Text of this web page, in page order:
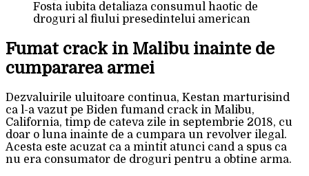
Fosta iubita detaliaza consumul haotic de
droguri al fiului presedintelui american
Fumat crack in Malibu inainte de
cumpararea armei
Dezvaluirile uluitoare continua, Kestan marturisind
ca l-a vazut pe Biden fumand crack in Malibu,
California, timp de cateva zile in septembrie 2018, cu
doar o luna inainte de a cumpara un revolver ilegal.
Acesta este acuzat ca a mintit atunci cand a spus ca
nu era consumator de droguri pentru a obtine arma.